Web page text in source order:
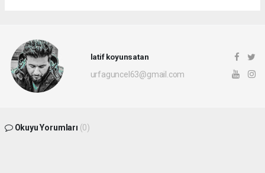
latif koyunsatan
urfaguncel63@gmail.com
Okuyu Yorumları (0)